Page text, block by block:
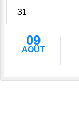
31
09
AOÛT